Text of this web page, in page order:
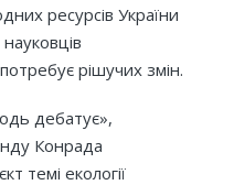
ресурсів України
потребує рішучих змін.
дебатує»,
Конрада
темі екології